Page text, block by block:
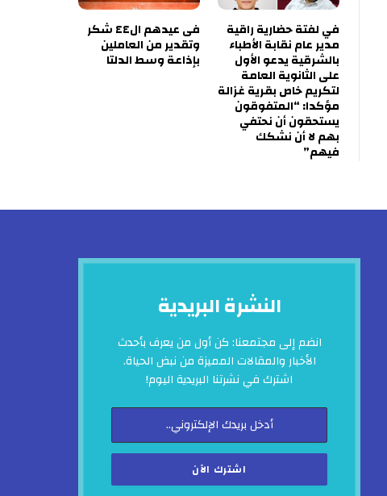
في لفتة حضارية راقية
مدير عام نقابة الأطباء
بالشرقية يدعو الأول
على الثانوية العامة
لتكريم خاص بقرية غزالة
مؤكدا: “المتفوقون
يستحقون أن نحتفي
بهم لا أن نشكك
فيهم”
فى عيدهم ال٤٤ شكر
وتقدير من العاملين
بإذاعة وسط الدلتا
النشرة البريدية
انضم إلى مجتمعنا: كن أول من يعرف بأحدث
الأخبار والمقالات المميزة من نبض الحياة.
اشترك في نشرتنا البريدية اليوم!